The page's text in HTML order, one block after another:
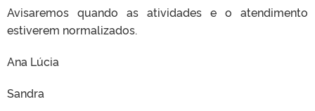
Avisaremos quando as atividades e o atendimento
estiverem normalizados.
Ana Lúcia
Sandra